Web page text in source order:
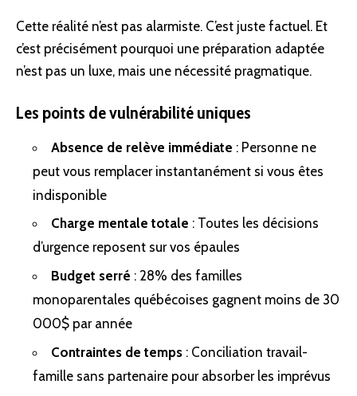
Cette réalité n’est pas alarmiste. C’est juste factuel. Et
c’est précisément pourquoi une préparation adaptée
n’est pas un luxe, mais une nécessité pragmatique.
Les points de vulnérabilité uniques
Absence de relève immédiate : Personne ne
peut vous remplacer instantanément si vous êtes
indisponible
Charge mentale totale : Toutes les décisions
d’urgence reposent sur vos épaules
Budget serré : 28% des familles
monoparentales québécoises gagnent moins de 30
000$ par année
Contraintes de temps : Conciliation travail-
famille sans partenaire pour absorber les imprévus